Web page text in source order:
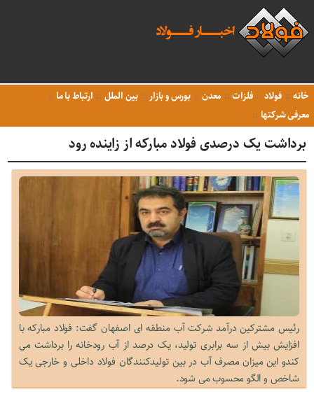
خانه فولاد فلزات معدن بورس و بازار بین الملل
ارتباط با ما
معرفی شرکتها
برداشت یک درصدی فولاد مبارکه از زاینده رود
رئیس مشترکین درآمد شرکت آب منطقه ای اصفهان گفت: فولاد مبارکه با
افزایش بیش از سه برابری تولید، یک درصد از آب رودخانه را برداشت می
کندو این میزان مصرف آب در بین تولیدکنندگان فولاد داخلی و خارجی یک
شاخص و الگو محسوب می شود.